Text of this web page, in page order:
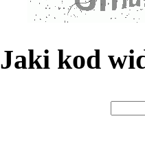
Jaki kod